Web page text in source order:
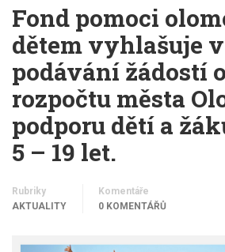
Fond pomoci
dětem vyhlašuje
podávání žádostí
rozpočtu města
podporu dětí a
5 – 19 let.
Rubriky
AKTUALITY
Komentáře
0 KOMENTÁŘŮ